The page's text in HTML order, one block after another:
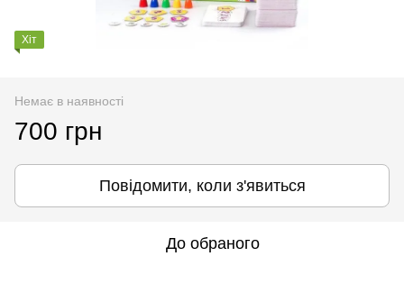
Хіт
Немає в наявності
700 грн
Повідомити, коли з'явиться
До обраного